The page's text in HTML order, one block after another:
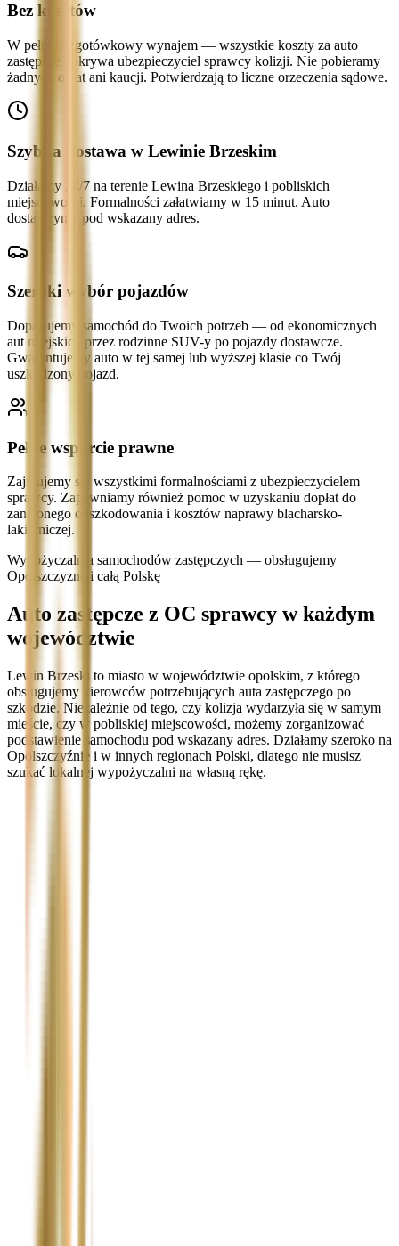
Bez kosztów
W pełni bezgotówkowy wynajem — wszystkie koszty za auto
zastępcze pokrywa ubezpieczyciel sprawcy kolizji. Nie pobieramy
żadnych opłat ani kaucji. Potwierdzają to liczne orzeczenia sądowe.
Szybka dostawa w Lewinie Brzeskim
Działamy 24/7 na terenie Lewina Brzeskiego i pobliskich
miejscowości. Formalności załatwiamy w 15 minut. Auto
dostarczymy pod wskazany adres.
Szeroki wybór pojazdów
Dopasujemy samochód do Twoich potrzeb — od ekonomicznych
aut miejskich przez rodzinne SUV-y po pojazdy dostawcze.
Gwarantujemy auto w tej samej lub wyższej klasie co Twój
uszkodzony pojazd.
Pełne wsparcie prawne
Zajmujemy się wszystkimi formalnościami z ubezpieczycielem
sprawcy. Zapewniamy również pomoc w uzyskaniu dopłat do
zaniżonego odszkodowania i kosztów naprawy blacharsko-
lakierniczej.
Wypożyczalnia samochodów zastępczych — obsługujemy
Opolszczyznę i całą Polskę
Auto zastępcze z OC sprawcy w każdym
województwie
Lewin Brzeski to miasto w województwie opolskim, z którego
obsługujemy kierowców potrzebujących auta zastępczego po
szkodzie. Niezależnie od tego, czy kolizja wydarzyła się w samym
mieście, czy w pobliskiej miejscowości, możemy zorganizować
podstawienie samochodu pod wskazany adres. Działamy szeroko na
Opolszczyźnie i w innych regionach Polski, dlatego nie musisz
szukać lokalnej wypożyczalni na własną rękę.